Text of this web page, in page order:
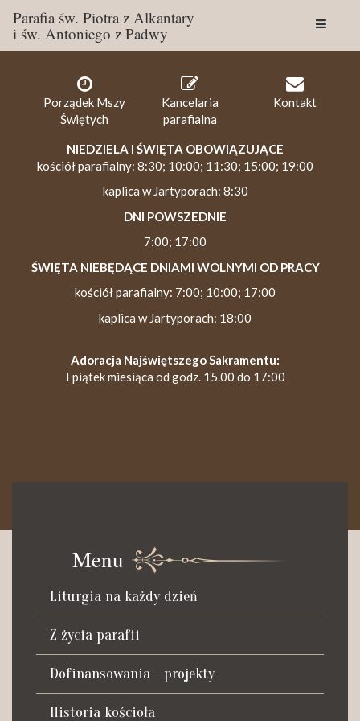
Parafia św. Piotra z Alkantary
i św. Antoniego z Padwy
Porządek Mszy
Świętych
Kancelaria
parafialna
Kontakt
NIEDZIELA I ŚWIĘTA OBOWIĄZUJĄCE
kościół parafialny: 8:30; 10:00; 11:30; 15:00; 19:00
kaplica w Jartyporach: 8:30
DNI POWSZEDNIE
7:00; 17:00
ŚWIĘTA NIEBĘDĄCE DNIAMI WOLNYMI OD PRACY
kościół parafialny: 7:00; 10:00; 17:00
kaplica w Jartyporach: 18:00
Adoracja Najświętszego Sakramentu:
I piątek miesiąca od godz. 15.00 do 17:00
Czynna od poniedziałku do soboty do godz. 8.30 oraz po Mszy
św. wieczornej do godz. 18.00.
Telefon dyżurny: +48 665 034 305
Zwiedzanie kościoła i ekspozycji muzealnej:
kustosz-przewodnik
Roman Postek + 48 667 684 406
Parafia św. Piotra z Alkantary
i św. Antoniego z Padwy
Menu
Liturgia na każdy dzień
Z życia parafii
Dofinansowania - projekty
Historia kościoła